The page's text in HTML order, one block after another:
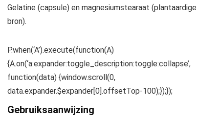
Gelatine (capsule) en magnesiumstearaat (plantaardige
bron).
P.when(‘A’).execute(function(A)
{A.on(‘a:expander:toggle_description:toggle:collapse’,
function(data) {window.scroll(0,
data.expander.$expander[0].offsetTop-100);});});
Gebruiksaanwijzing